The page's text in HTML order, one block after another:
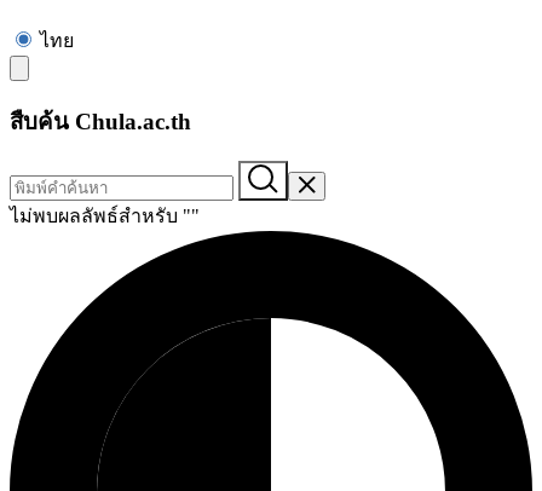
ไทย
สืบค้น Chula.ac.th
ไม่พบผลลัพธ์สำหรับ ""